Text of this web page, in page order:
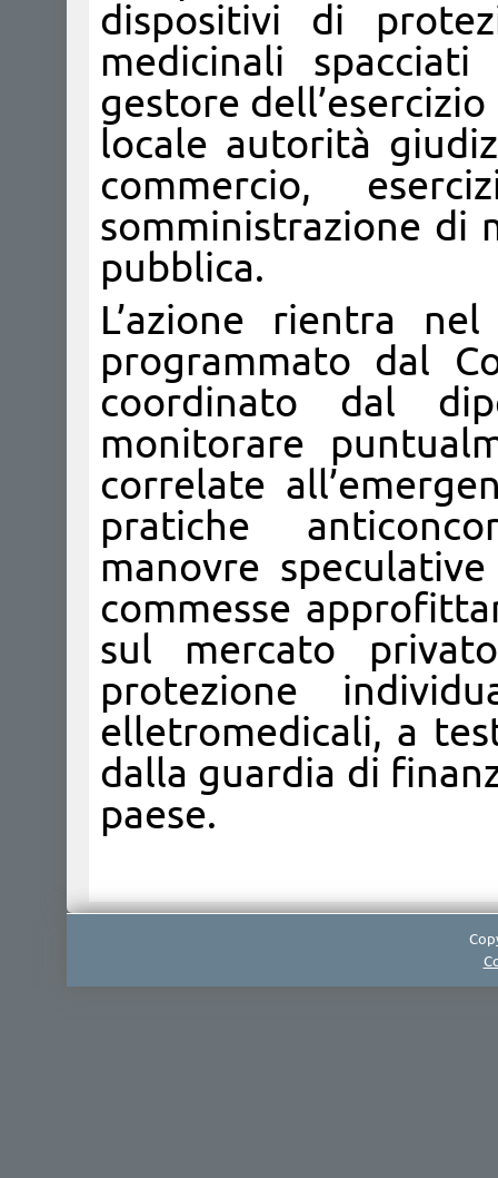
dispositivi di
medicinali
gestore
locale autorità
commercio,
somministrazione di
pubblica.
L’azione rientra
programmato dal
coordinato dal
monitorare
correlate
pratiche
manovre
commesse
sul mercato
protezione
elletromedicali, a
dalla guardia di
paese.